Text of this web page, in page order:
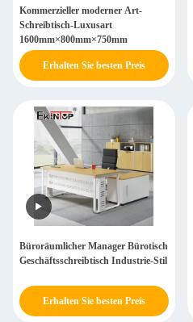
Kommerzieller moderner Art-
Schreibtisch-Luxusart
1600mm×800mm×750mm
Erhalten Sie besten Preis
Büroräumlicher Manager Bürotisch
Geschäftsschreibtisch Industrie-Stil
Erhalten Sie besten Preis